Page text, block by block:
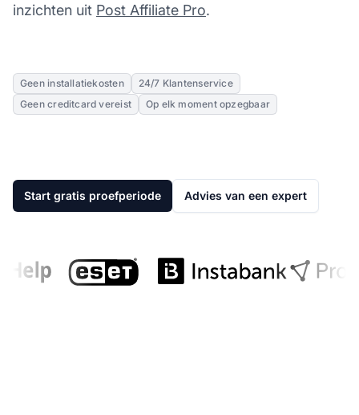
inzichten uit Post Affiliate Pro.
Geen installatiekosten
24/7 Klantenservice
Geen creditcard vereist
Op elk moment opzegbaar
Start gratis proefperiode Advies van een expert